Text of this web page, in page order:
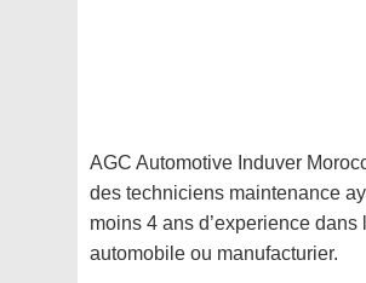
AGC Automotive Induver
des techniciens maintenance
moins 4 ans d’experience dans
automobile ou manufacturier.